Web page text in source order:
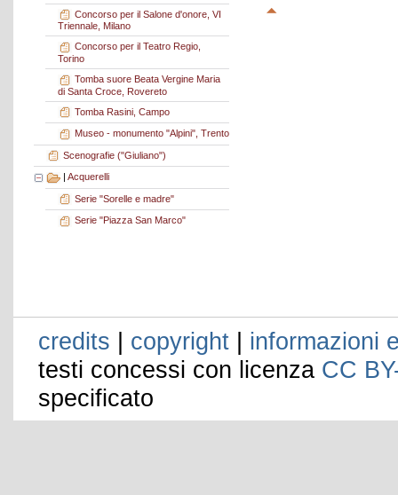
Concorso per il Salone d'onore, VI
Triennale, Milano
Concorso per il Teatro Regio,
Torino
Tomba suore Beata Vergine Maria
di Santa Croce, Rovereto
Tomba Rasini, Campo
Museo - monumento "Alpini", Trento
Scenografie ("Giuliano")
Acquerelli
Serie "Sorelle e madre"
Serie "Piazza San Marco"
credits | copyright | informazioni
testi concessi con licenza CC
specificato